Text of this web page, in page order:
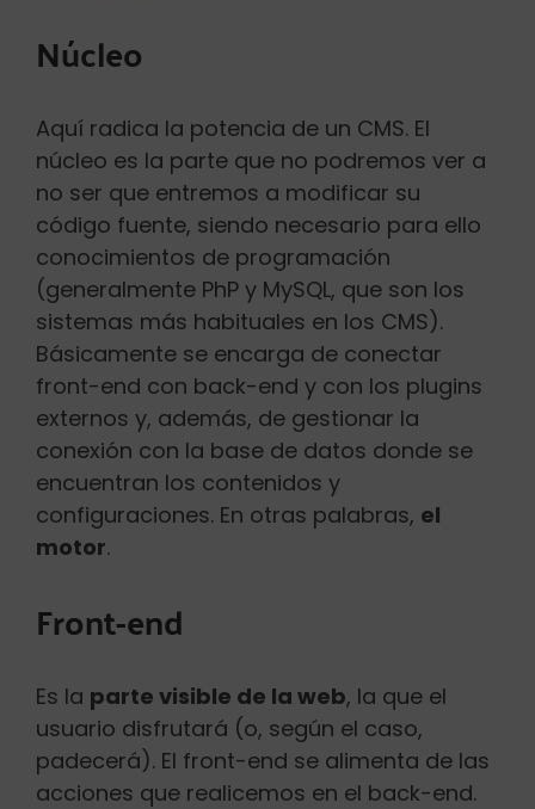
Núcleo
Aquí radica la potencia de un CMS. El
núcleo es la parte que no podremos ver a
no ser que entremos a modificar su
código fuente, siendo necesario para ello
conocimientos de programación
(generalmente PhP y MySQL, que son los
sistemas más habituales en los CMS).
Básicamente se encarga de conectar
front-end con back-end y con los plugins
externos y, además, de gestionar la
conexión con la base de datos donde se
encuentran los contenidos y
configuraciones. En otras palabras, el
motor.
Front-end
Es la parte visible de la web, la que el
usuario disfrutará (o, según el caso,
padecerá). El front-end se alimenta de las
acciones que realicemos en el back-end.